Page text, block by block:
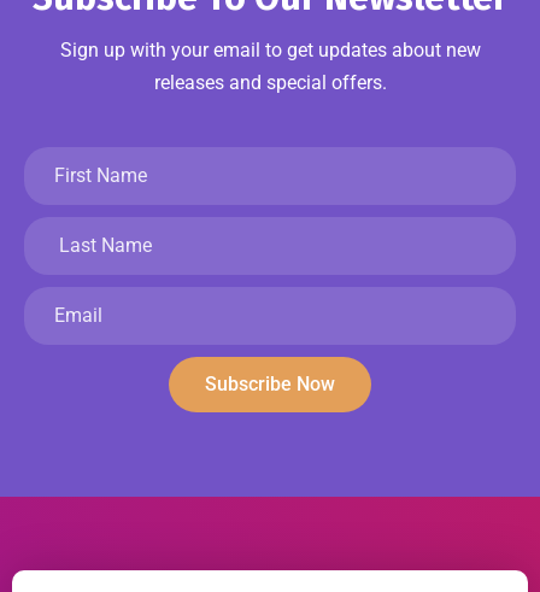
Sign up with your email to get updates about new
releases and special offers.
Subscribe Now